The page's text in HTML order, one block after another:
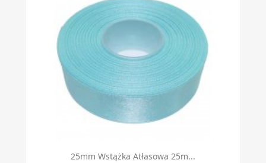
25mm Wstążka Atłasowa 25m...